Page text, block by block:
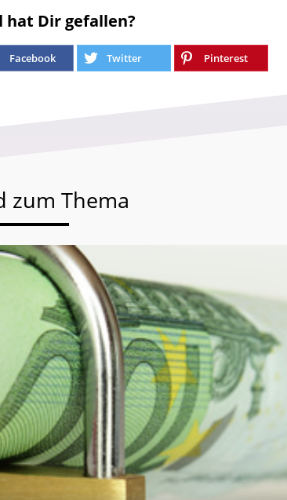
Dir gefallen?
Facebook Twitter Pinterest
zum Thema
Produkttester werden und Geld